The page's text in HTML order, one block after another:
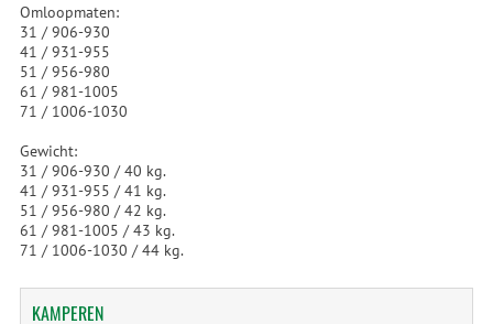
Omloopmaten:
31 / 906-930
41 / 931-955
51 / 956-980
61 / 981-1005
71 / 1006-1030
Gewicht:
31 / 906-930 / 40 kg.
41 / 931-955 / 41 kg.
51 / 956-980 / 42 kg.
61 / 981-1005 / 43 kg.
71 / 1006-1030 / 44 kg.
KAMPEREN